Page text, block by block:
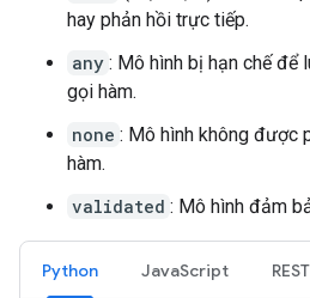
hay phản hồi trực tiếp.
any : Mô hình bị hạn chế để
gọi hàm.
none : Mô hình không được
hàm.
validated : Mô hình đảm
Python JavaScript REST